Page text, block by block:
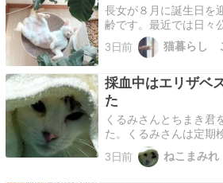
長女が８月に誕生日を
齢です。最近では日々
ご立派に成長なされた
長女の年齢で結婚した
齢になって初めて自分
ってます。長女…
3日前 猫暮らし
採血中はエリザベ
た
くるみさんとちまき君
た。くるみさんは定期
接種と定期検査。ふた
き君は採血中切れ散ら
3日前 ねこまみれ